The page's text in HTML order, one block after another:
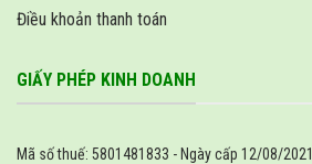
Điều khoản thanh toán
GIẤY PHÉP KINH DOANH
Mã số thuế: 5801481833 - Ngày cấp 12/08/2021